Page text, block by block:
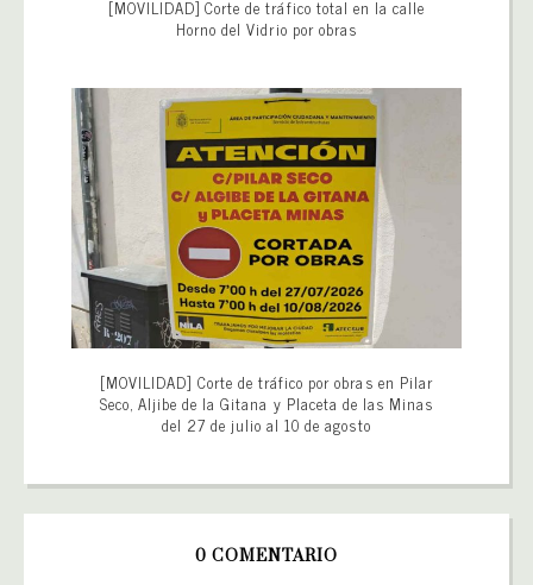
[MOVILIDAD] Corte de tráfico total en la calle
Horno del Vidrio por obras
[MOVILIDAD] Corte de tráfico por obras en Pilar
Seco, Aljibe de la Gitana y Placeta de las Minas
del 27 de julio al 10 de agosto
0 COMENTARIO